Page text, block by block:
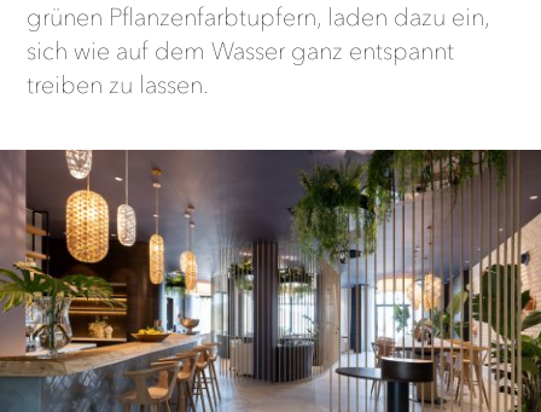
grünen Pflanzenfarbtupfern, laden dazu ein,
sich wie auf dem Wasser ganz entspannt
treiben zu lassen.